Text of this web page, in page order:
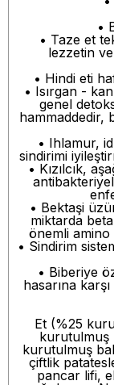
•
• Taze et
lezzetin
• Hindi eti
• Isırgan -
genel
hammaddedir,
• Ihlamur,
sindirimi
• Kızılcık,
• Bektaşi
miktarda
önemli
• Sindirim
• Biberiye
hasarına
Et (%25
kurutulmuş
kurutulmuş
çiftlik
pancar lifi,